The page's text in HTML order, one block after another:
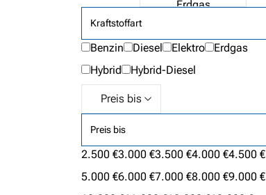
Kraftstoffart
Benzin Diesel Elektro
Erdgas
Hybrid
Hybrid-Diesel
Preis bis
2.500 €3.000 €3.500 €4.000 €4.500 €
5.000 €6.000 €7.000 €8.000 €9.000 €